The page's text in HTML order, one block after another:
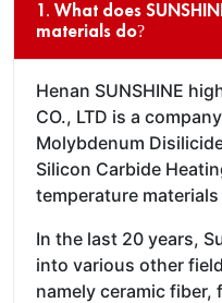
1. What does
materials do?
Henan SUNSHINE
CO., LTD is a
Molybdenum
Silicon Carbide
temperature
In the last 20 years,
into various other
namely ceramic